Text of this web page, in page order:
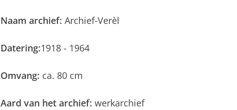
Naam archief: Archief-Verèl
Datering:1918 - 1964
Omvang: ca. 80 cm
Aard van het archief: werkarchief